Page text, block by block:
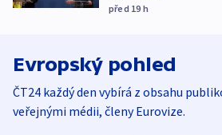
před 19 h
Evropský pohled
ČT24 každý den vybírá z obsahu
veřejnými médii, členy Eurovize.